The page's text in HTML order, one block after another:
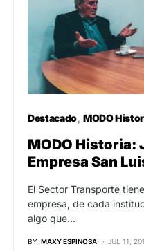
Destacado MODO
MODO Historia:
Empresa San
El Sector Transporte
empresa, de cada
algo que…
BY MAXY ESPINOSA JUL 11,